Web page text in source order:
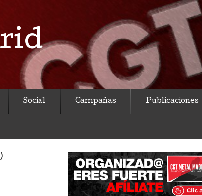
Social Campañas Publicaciones